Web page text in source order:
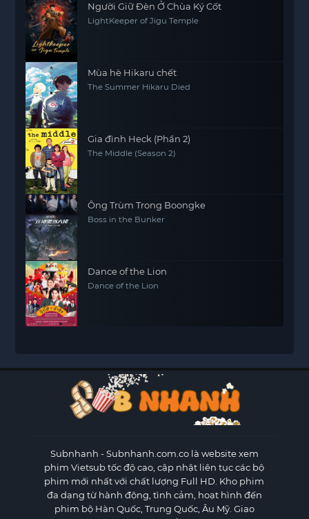
Người Giữ Đèn Ở Chùa Ký Cốt
LightKeeper of Jigu Temple
Mùa hè Hikaru chết
The Summer Hikaru Died
Gia đình Heck (Phần 2)
The Middle (Season 2)
Ông Trùm Trong Boongke
Boss in the Bunker
Dance of the Lion
Dance of the Lion
Subnhanh - Subnhanh.com.co là website xem
phim Vietsub tốc độ cao, cập nhật liên tục các bộ
phim mới nhất với chất lượng Full HD. Kho phim
đa dạng từ hành động, tình cảm, hoạt hình đến
phim bộ Hàn Quốc, Trung Quốc, Âu Mỹ. Giao